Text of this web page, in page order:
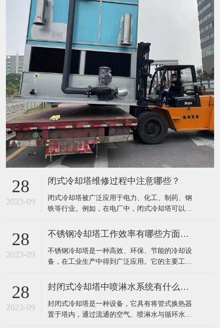
28
2023-09
闭式冷却塔维修过程中注意哪些？
​闭式冷却塔被广泛应用于电力、化工、制药、钢
铁等行业。例如，在电厂中，闭式冷却塔可以有
在钢铁行业中，该设备可以有效地降低高炉排放
废气温度，减少环境污染。​在闭式冷却塔的维修
过程中，需要注意以下几点：定期检查：应定期
对闭式冷却塔进行详细检查，包括塔体、集水
28
2023-09
不锈钢冷却塔工作效率有哪些方面提高？
​不锈钢冷却塔是一种高效、环保、节能的冷却设
备，在工业生产中得到广泛应用。它的主要工作
触，使水冷器内热水的热量迅速传递到填料中，
再通过风机将热空气排出室外，完成热量的转
移，达到冷却效果。​不锈钢冷却塔的工作效率主
要可以通过以下几个方面来提高：1、采用高效的
28
2023-09
封闭式冷却塔中喷淋水系统有什么作用？
​封闭式冷却塔是一种设备，它具有将管式换热器
置于塔内，通过流通的空气、喷淋水与循环水的